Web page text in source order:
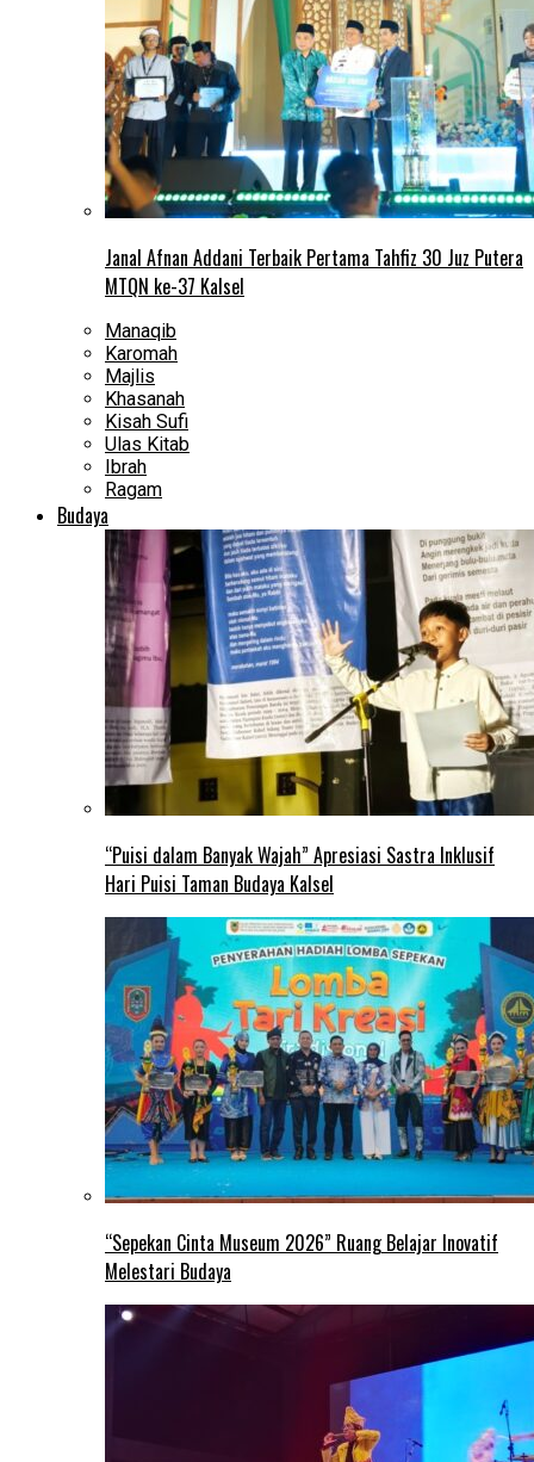
Janal Afnan Addani Terbaik Pertama Tahfiz 30 Juz Putera
MTQN ke-37 Kalsel
Manaqib
Karomah
Majlis
Khasanah
Kisah Sufi
Ulas Kitab
Ibrah
Ragam
Budaya
“Puisi dalam Banyak Wajah” Apresiasi Sastra Inklusif
Hari Puisi Taman Budaya Kalsel
“Sepekan Cinta Museum 2026” Ruang Belajar Inovatif
Melestari Budaya